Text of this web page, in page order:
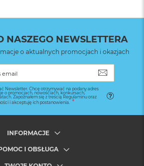
NASZEGO NEWSLETTERA
o aktualnych promocjach i okazjach
Newsletter. Chcę otrzymywać na podany adres
o promocjach, nowościach, konkursach,
Zapoznałem się z treścią Regulaminu oraz
i akceptuję ich postanowienia.
INFORMACJE
I OBSŁUGA